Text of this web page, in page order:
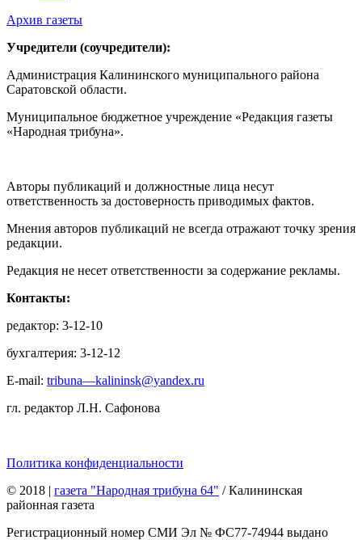
Архив газеты
Учредители (соучредители):
Администрация Калининского муниципального района
Саратовской области.
Муниципальное бюджетное учреждение «Редакция газеты
«Народная трибуна».
Авторы публикаций и должностные лица несут
ответственность за достоверность приводимых фактов.
Мнения авторов публикаций не всегда отражают точку зрения
редакции.
Редакция не несет ответственности за содержание рекламы.
Контакты:
редактор: 3-12-10
бухгалтерия: 3-12-12
E-mail: tribuna—kalininsk@yandex.ru
гл. редактор Л.Н. Сафонова
Политика конфиденциальности
© 2018 | газета "Народная трибуна 64" / Калининская
районная газета
Регистрационный номер СМИ Эл № ФС77-74944 выдано